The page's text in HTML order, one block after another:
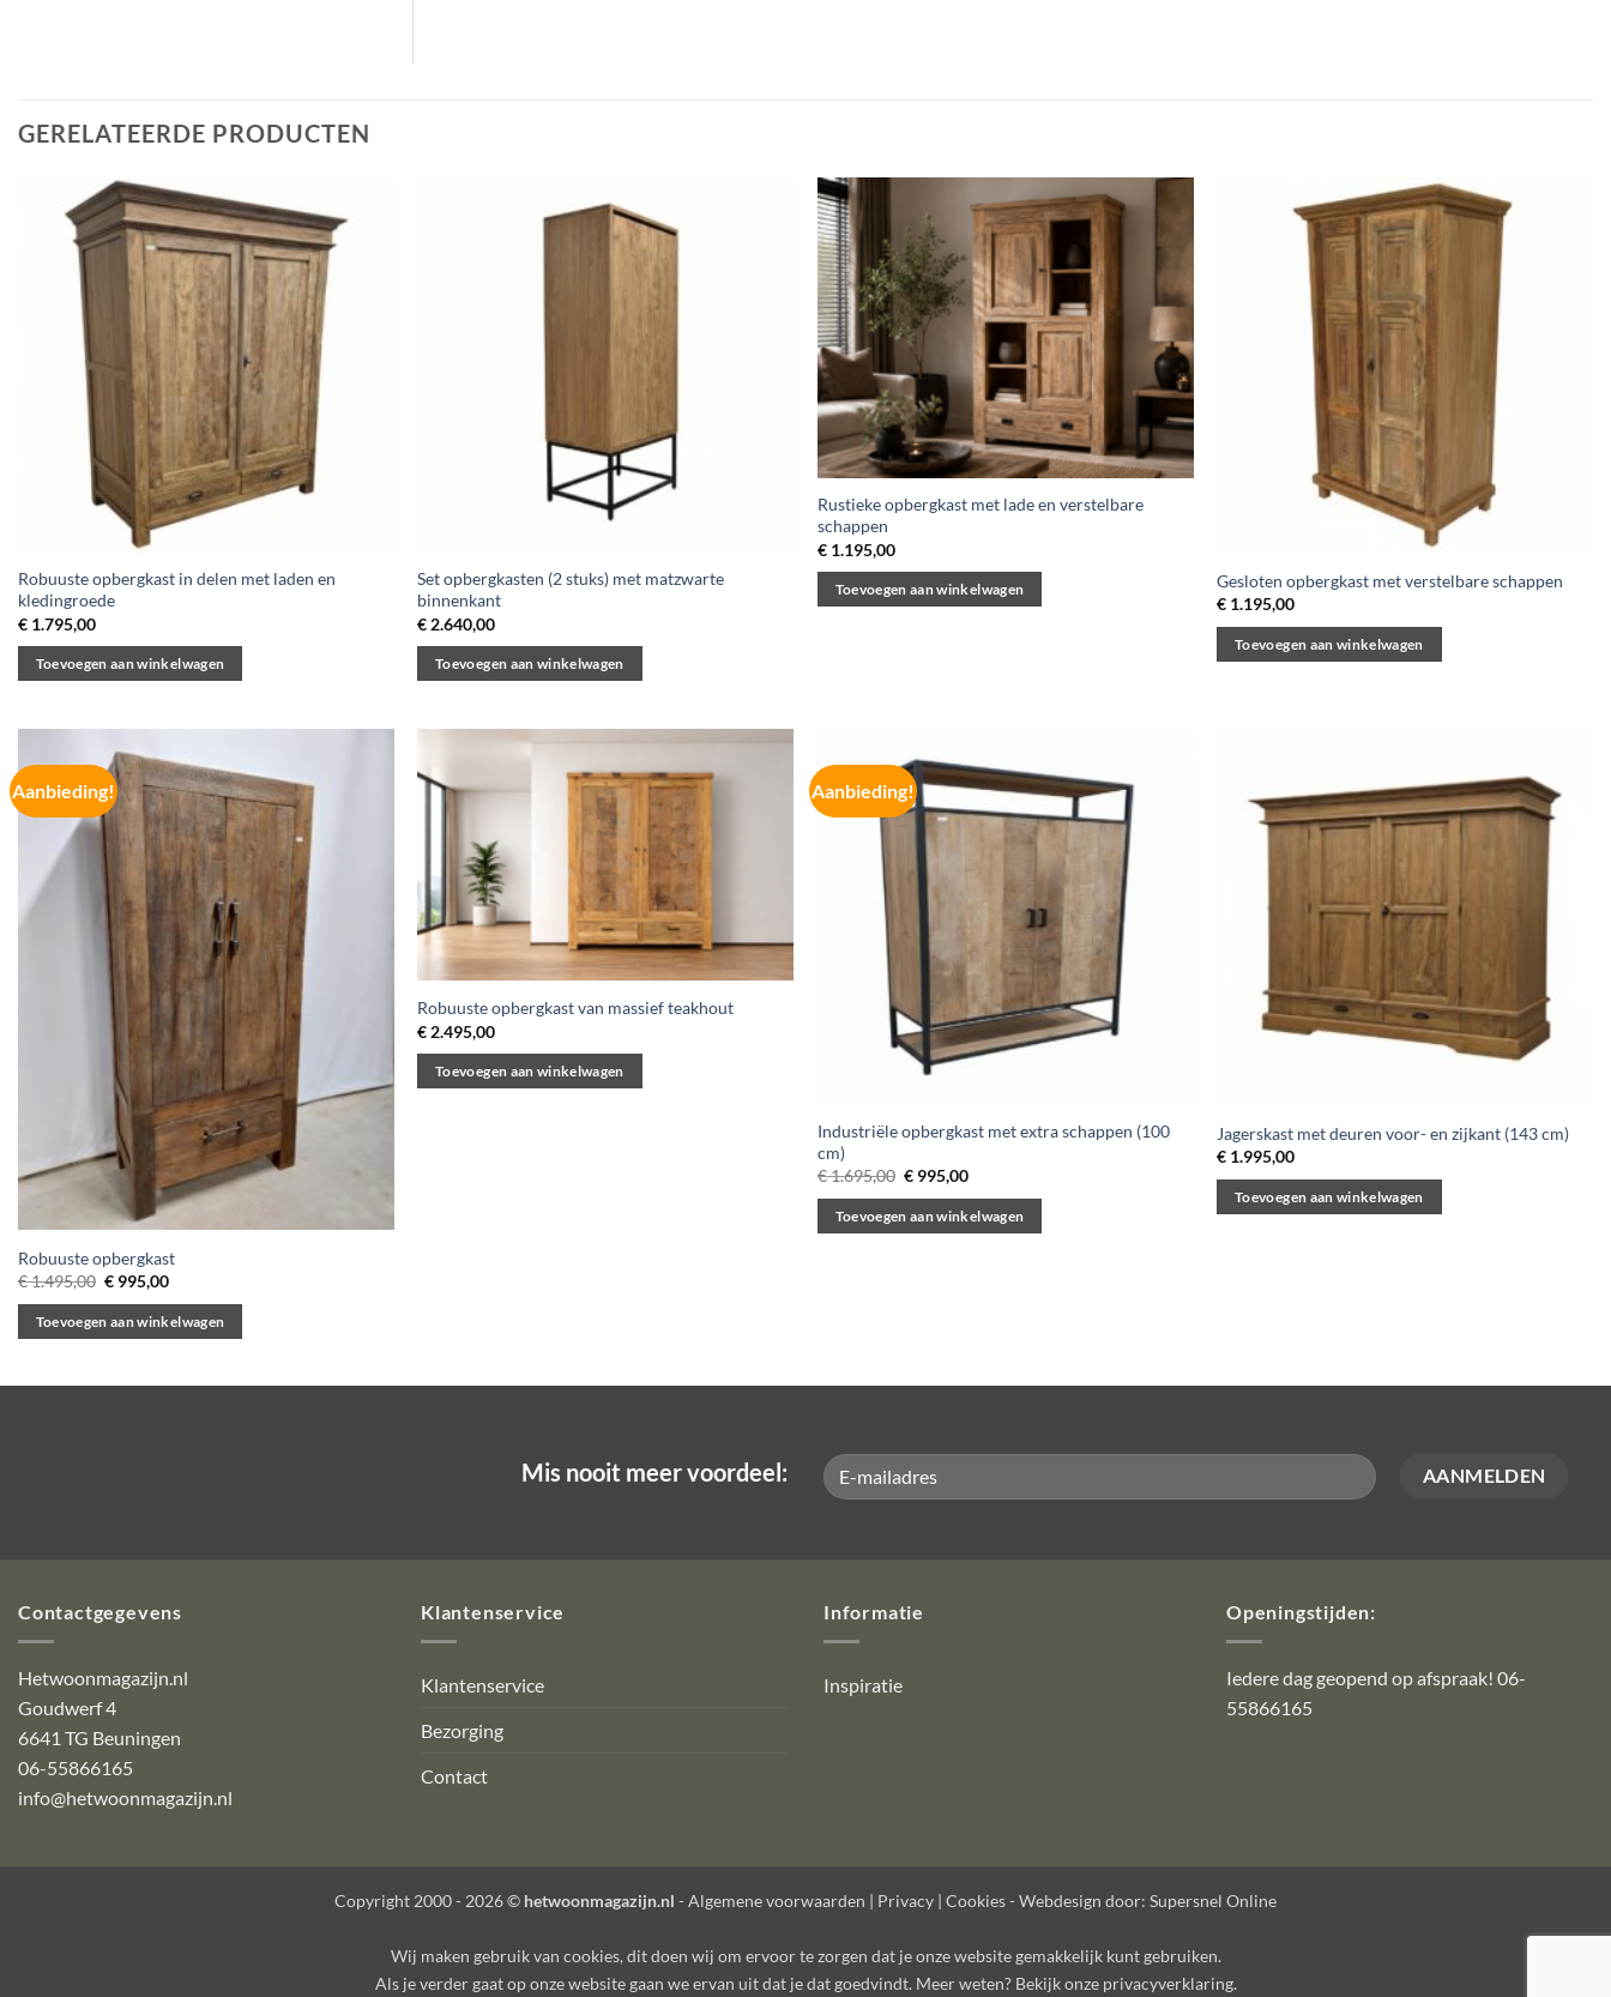
GERELATEERDE PRODUCTEN
Robuuste opbergkast in delen met laden en
kledingroede
€1.795,00
Toevoegen aan winkelwagen
Set opbergkasten (2 stuks) met matzwarte
binnenkant
€ 2.640,00
Toevoegen aan winkelwagen
Rustieke opbergkast met lade en verstelbare
schappen
€1.195,00
Toevoegen aan winkelwagen
Gesloten opbergkast met verstelbare schappen
€ 1.195,00
Toevoegen aan winkelwagen
Aanbieding!
Robuuste opbergkast
€1.495,00 Oorspronkelijke
€ 1.495,00.
€ 995,00Huidige
is:
€ 995,00.
Toevoegen aan winkelwagen
Robuuste opbergkast van massief teakhout
€ 2.495,00
Toevoegen aan winkelwagen
Aanbieding!
Industriële opbergkast met extra schappen (100
cm)
€1.695,00 Oorspronkelijke
€ 1.695,00.
€ 995,00Huidige
is:
€ 995,00.
Toevoegen aan winkelwagen
Jagerskast met deuren voor- en zijkant (143 cm)
€ 1.995,00
Toevoegen aan winkelwagen
Mis nooit meer voordeel:
Contactgegevens
Hetwoonmagazijn.nl
Goudwerf 4
6641 TG Beuningen
06-55866165
info@hetwoonmagazijn.nl
Klantenservice
Klantenservice
Bezorging
Contact
Informatie
Inspiratie
Openingstijden:
Iedere dag geopend op afspraak! 06-
55866165
Copyright 2000 - 2026 © hetwoonmagazijn.nl - Algemene voorwaarden | Privacy | Cookies- Webdesign door: Supersnel Online
Wij maken gebruik van cookies, dit doen wij om ervoor te zorgen dat je onze website gemakkelijk kunt gebruiken.
Als je verder gaat op onze website gaan we ervan uit dat je dat goedvindt. Meer weten? Bekijk onze privacyverklaring.